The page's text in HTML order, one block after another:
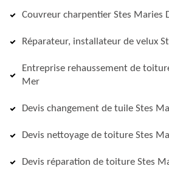
Couvreur charpentier Stes Maries
Réparateur, installateur de velux
Entreprise rehaussement de
Mer
Devis changement de tuile Stes
Devis nettoyage de toiture Stes
Devis réparation de toiture Stes